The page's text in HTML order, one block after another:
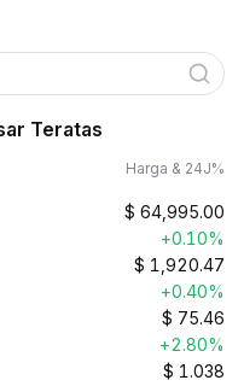
Teratas
Harga & 24J%
$ 64,995.00
+0.10%
$ 1,920.47
+0.40%
$ 75.46
+2.80%
$ 1.038